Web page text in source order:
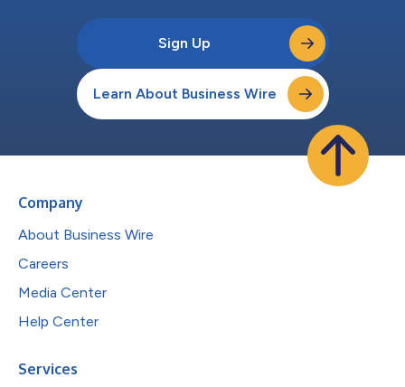
Sign Up
Learn About Business Wire
Company
About Business Wire
Careers
Media Center
Help Center
Services